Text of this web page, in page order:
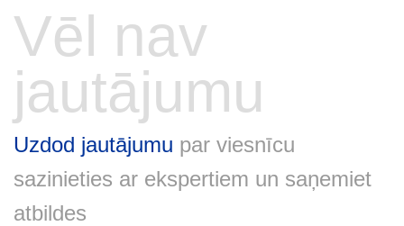
Vēl nav
jautājumu
Uzdod jautājumu par viesnīcu
sazinieties ar ekspertiem un saņemiet
atbildes